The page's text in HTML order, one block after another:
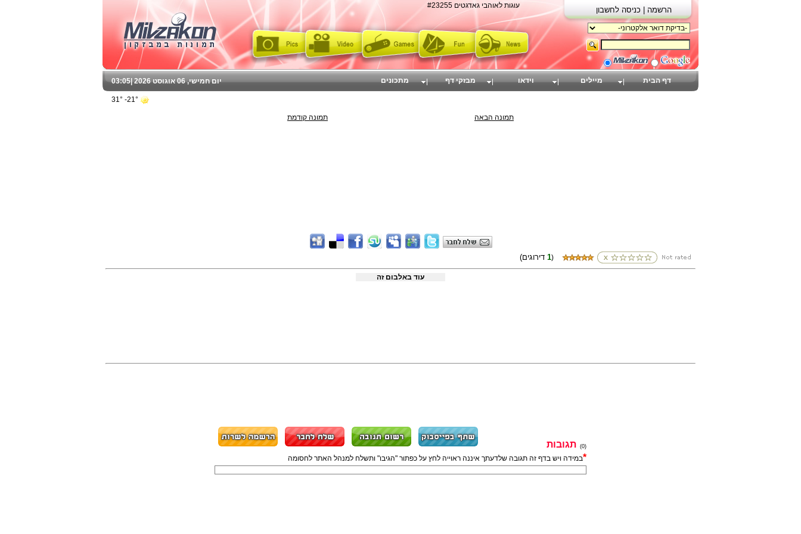
עוגות לאוהבי גאדגטים #23255
תמונה קודמת תמונה הבאה
1)
עוד באלבום זה
(0)
תגובות
*במידה ויש בדף זה תגובה שלדעתך איננה ראוייה לחץ על כפתור "הגיבו" ותשלח למנהל האתר לחסומה
03:05 יום חמישי, 06 אוגוסט 2026 | דף הבית מיילים וידאו מבזקי דף מתכונים
21°- 31°
הרשמה | כניסה לחשבון